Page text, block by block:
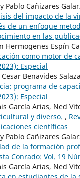
Pablo Cañizares
del impacto de la
de un enfoque
en las
Hermogenes Espín
como motor de
Especial
Cesar Benavides
programa de
Especial
García Arias, Ned
y diverso. ,
científicas
Pablo Cañizares
de la formación
Conrado: Vol. 19
García Arias, Ned